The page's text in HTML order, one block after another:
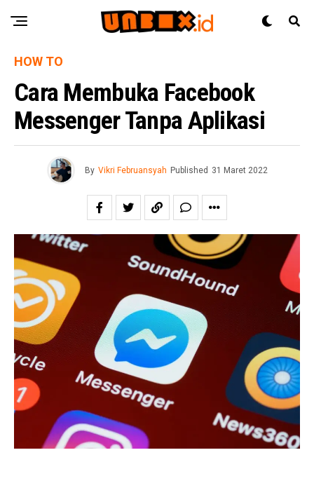
HOW TO
Cara Membuka Facebook
Messenger Tanpa Aplikasi
By Vikri Februansyah Published 31 Maret 2022